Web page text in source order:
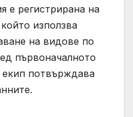
е регистрирана на
използва
на видове по
първоначалното
потвърждава